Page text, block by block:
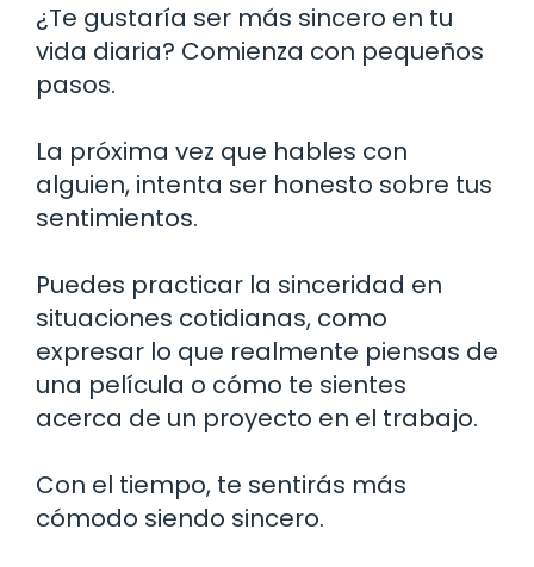
¿Te gustaría ser más sincero en tu
vida diaria? Comienza con pequeños
pasos.
La próxima vez que hables con
alguien, intenta ser honesto sobre tus
sentimientos.
Puedes practicar la sinceridad en
situaciones cotidianas, como
expresar lo que realmente piensas de
una película o cómo te sientes
acerca de un proyecto en el trabajo.
Con el tiempo, te sentirás más
cómodo siendo sincero.